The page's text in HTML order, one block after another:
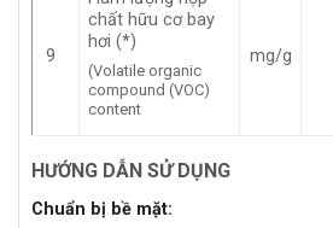
9
chất hữu cơ bay
hơi (*)
(Volatile organic
compound (VOC)
content
mg/g
HƯỚNG DẪN SỬ DỤNG
Chuẩn bị bề mặt: